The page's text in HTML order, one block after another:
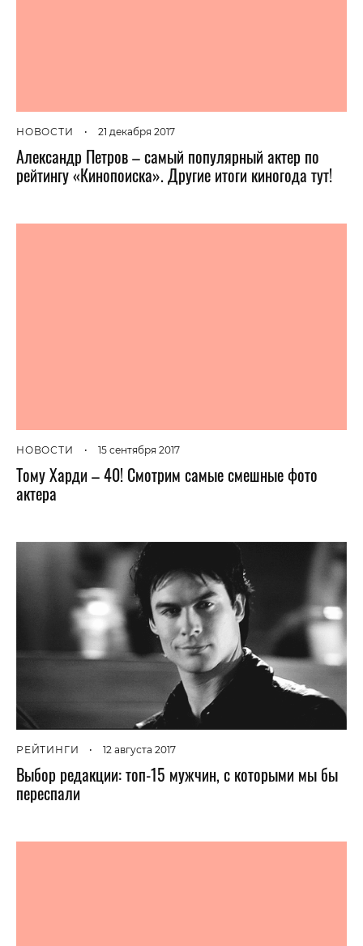
НОВОСТИ • 21 декабря 2017
Александр Петров – самый популярный актер по
рейтингу «Кинопоиска». Другие итоги киногода тут!
НОВОСТИ • 15 сентября 2017
Тому Харди – 40! Смотрим самые смешные фото
актера
РЕЙТИНГИ • 12 августа 2017
Выбор редакции: топ-15 мужчин, с которыми мы бы
переспали